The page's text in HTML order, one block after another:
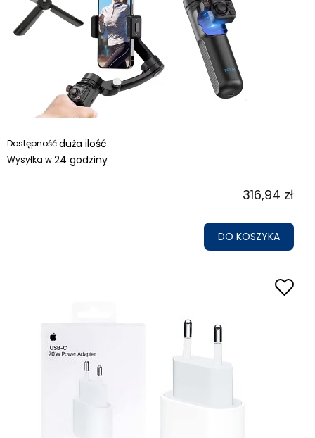
Dostępność:duża ilość
Wysyłka w:24 godziny
316,94 zł
DO KOSZYKA